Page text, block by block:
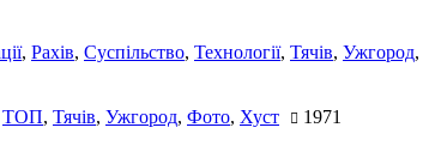
, Рахів, Суспільство, Технології, Тячів, Ужгород,
ТОП, Тячів, Ужгород, Фото, Хуст 1971